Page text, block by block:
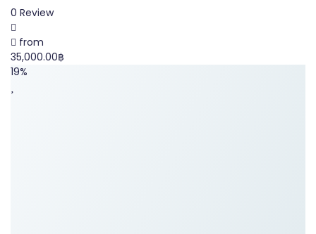
0 Review
from
35,000.00฿
19%